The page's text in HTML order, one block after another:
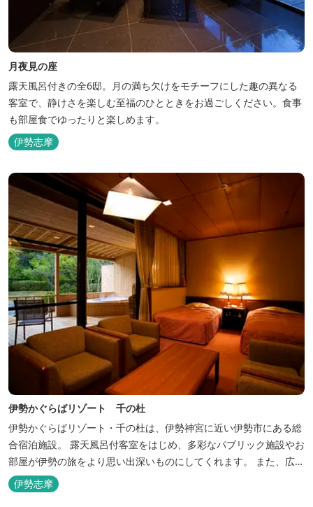
月夜見の座
露天風呂付きの全6邸。月の満ち欠けをモチーフにした趣の異なる
客室で、静けさを楽しむ至福のひとときをお過ごしください。食事
も部屋食でゆったりと楽しめます。
伊勢志摩
伊勢かぐらばリゾート 千の杜
伊勢かぐらばリゾート・千の杜は、伊勢神宮に近い伊勢市にある総
合宿泊施設。 露天風呂付客室をはじめ、多彩なパブリック施設やお
部屋が伊勢の旅をより思い出深いものにしてくれます。 また、広大
な敷地内にはテニスコート、野球場を始めとしたスポーツ施設や、
ウォータースライダーを有する流水プール、お子様が楽しめる児童
伊勢志摩